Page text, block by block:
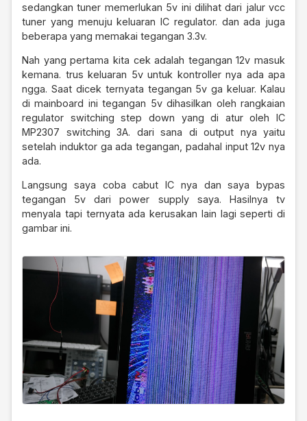
sedangkan tuner memerlukan 5v ini dilihat dari jalur vcc
tuner yang menuju keluaran IC regulator. dan ada juga
beberapa yang memakai tegangan 3.3v.
Nah yang pertama kita cek adalah tegangan 12v masuk
kemana. trus keluaran 5v untuk kontroller nya ada apa
ngga. Saat dicek ternyata tegangan 5v ga keluar. Kalau
di mainboard ini tegangan 5v dihasilkan oleh rangkaian
regulator switching step down yang di atur oleh IC
MP2307 switching 3A. dari sana di output nya yaitu
setelah induktor ga ada tegangan, padahal input 12v nya
ada.
Langsung saya coba cabut IC nya dan saya bypas
tegangan 5v dari power supply saya. Hasilnya tv
menyala tapi ternyata ada kerusakan lain lagi seperti di
gambar ini.